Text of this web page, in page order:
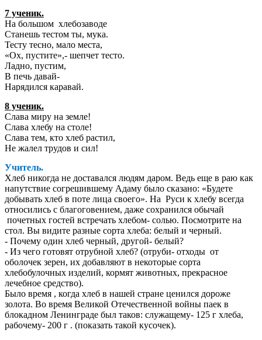
7 ученик.
На большом хлебозаводе
Станешь тестом ты, мука.
Тесту тесно, мало места,
«Ох, пустите»,- шепчет тесто.
Ладно, пустим,
В печь давай-
Нарядился каравай.
8 ученик.
Слава миру на земле!
Слава хлебу на столе!
Слава тем, кто хлеб растил,
Не жалел трудов и сил!
Учитель.
Хлеб никогда не доставался людям даром. Ведь еще в раю как
напутствие согрешившему Адаму было сказано: «Будете
добывать хлеб в поте лица своего». На Руси к хлебу всегда
относились с благоговением, даже сохранился обычай
почетных гостей встречать хлебом- солью. Посмотрите на
стол. Вы видите разные сорта хлеба: белый и черный.
- Почему один хлеб черный, другой- белый?
- Из чего готовят отрубной хлеб? (отруби- отходы от
оболочек зерен, их добавляют в некоторые сорта
хлебобулочных изделий, кормят животных, прекрасное
лечебное средство).
Было время , когда хлеб в нашей стране ценился дороже
золота. Во время Великой Отечественной войны паек в
блокадном Ленинграде был таков: служащему- 125 г хлеба,
рабочему- 200 г . (показать такой кусочек).